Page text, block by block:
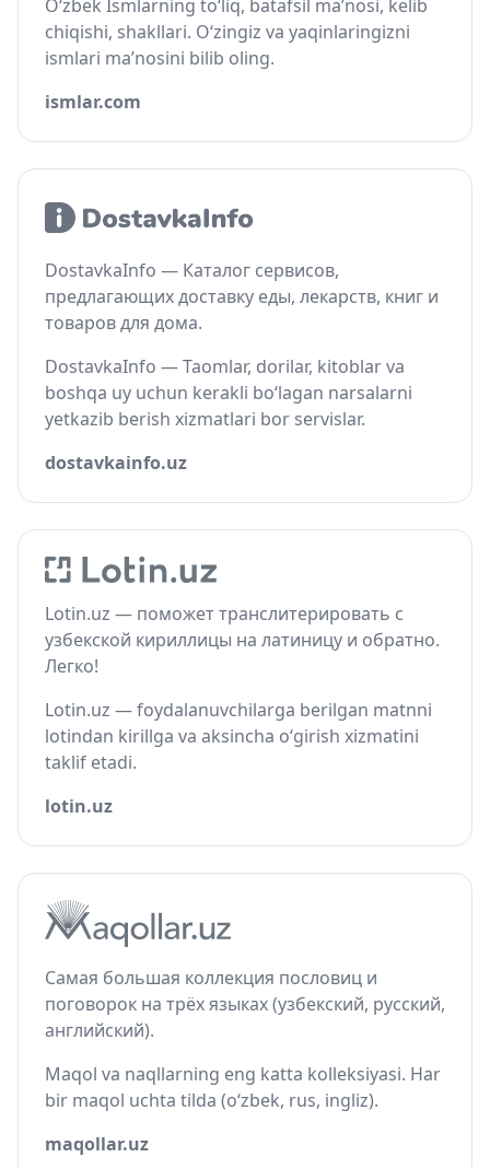
O‘zbek Ismlarning to‘liq, batafsil ma’nosi, kelib
chiqishi, shakllari. O‘zingiz va yaqinlaringizni
ismlari ma’nosini bilib oling.
ismlar.com
DostavkaInfo — Каталог сервисов,
предлагающих доставку еды, лекарств, книг и
товаров для дома.
DostavkaInfo — Taomlar, dorilar, kitoblar va
boshqa uy uchun kerakli bo‘lagan narsalarni
yetkazib berish xizmatlari bor servislar.
dostavkainfo.uz
Lotin.uz — поможет транслитерировать с
узбекской кириллицы на латиницу и обратно.
Легко!
Lotin.uz — foydalanuvchilarga berilgan matnni
lotindan kirillga va aksincha o‘girish xizmatini
taklif etadi.
lotin.uz
Самая большая коллекция пословиц и
поговорок на трёх языках (узбекский, русский,
английский).
Maqol va naqllarning eng katta kolleksiyasi. Har
bir maqol uchta tilda (o‘zbek, rus, ingliz).
maqollar.uz